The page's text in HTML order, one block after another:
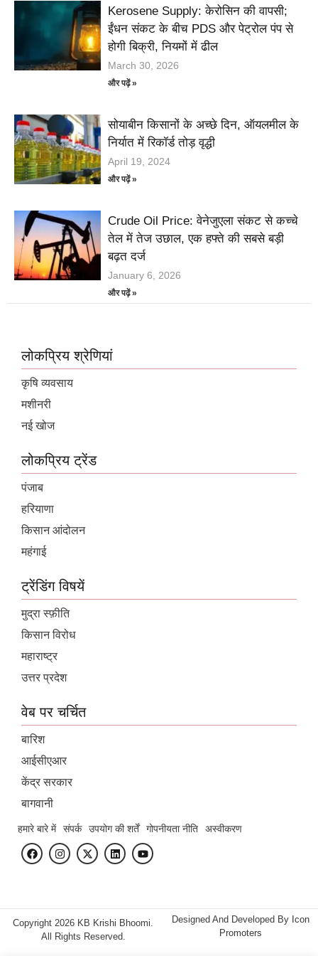
Kerosene Supply: केरोसिन की वापसी;
ईंधन संकट के बीच PDS और पेट्रोल पंप से
होगी बिक्री, नियमों में ढील
March 30, 2026
और पढ़ें »
सोयाबीन किसानों के अच्छे दिन, ऑयलमील के
निर्यात में रिकॉर्ड तोड़ वृद्धी
April 19, 2024
और पढ़ें »
Crude Oil Price: वेनेजुएला संकट से कच्चे
तेल में तेज उछाल, एक हफ्ते की सबसे बड़ी
बढ़त दर्ज
January 6, 2026
और पढ़ें »
लोकप्रिय श्रेणियां
कृषि व्यवसाय
मशीनरी
नई खोज
लोकप्रिय ट्रेंड
पंजाब
हरियाणा
किसान आंदोलन
महंगाई
ट्रेंडिंग विषयें
मुद्रा स्फ़ीति
किसान विरोध
महाराष्ट्र
उत्तर प्रदेश
वेब पर चर्चित
बारिश
आईसीएआर
केंद्र सरकार
बागवानी
हमारे बारे में संपर्क उपयोग की शर्तें गोपनीयता नीति अस्वीकरण
Copyright 2026 KB Krishi Bhoomi.
All Rights Reserved.
Designed And Developed By Icon
Promoters